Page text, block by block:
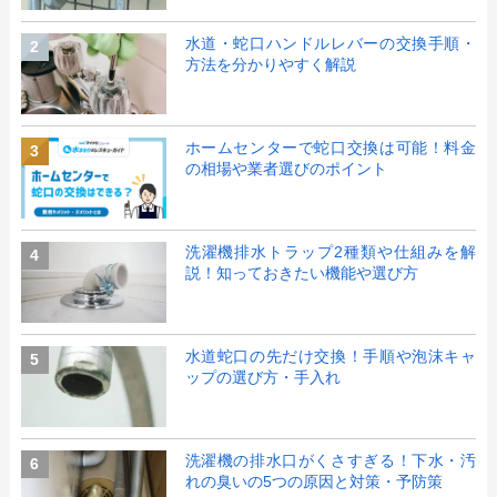
2
水道・蛇口ハンドルレバーの交換手順・
方法を分かりやすく解説
3
ホームセンターで蛇口交換は可能！料金
の相場や業者選びのポイント
4
洗濯機排水トラップ2種類や仕組みを解
説！知っておきたい機能や選び方
5
水道蛇口の先だけ交換！手順や泡沫キャ
ップの選び方・手入れ
6
洗濯機の排水口がくさすぎる！下水・汚
れの臭いの5つの原因と対策・予防策